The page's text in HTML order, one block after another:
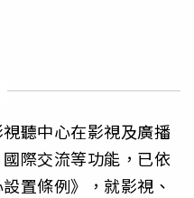
聽中心在影視及廣播
際交流等功能，已依
置條例》，就影視、